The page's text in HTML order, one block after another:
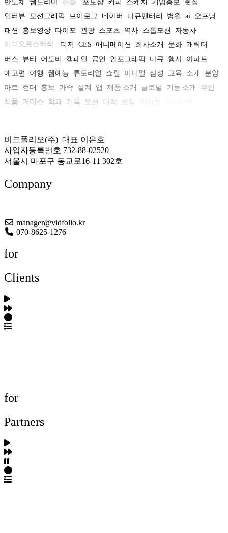
반도체 웹드라마 휴롬 포토샵 커피 스케치 기업홍보
횟집
인터뷰
모션그래픽 브이로그 네이버 다큐멘터리 병원 ai 오프닝
패션
홍보영상 타이포 관광 스포츠 역사 스톱모션
자동차
비디오로스터리
티저 CES 애니메이션 회사소개 문화 캐릭터
버스
뷰티 어도비 캠페인 공연 인포그래픽 다큐 행사 아파트
예고편
여행 웹예능 튜토리얼 쇼릴 미니멀 삼성 교육 소개
분양
아트
현대 홍보 가족 설계 앱 제품 소개 글로벌 기능 소개
부산
식품
커머스 학과 기록 모션 대학 보험
비드폴리오(주) 대표 이은호
사업자등록번호 732-88-02520
서울시 마포구 동교로16-11 302호
Company
manager@vidfolio.kr
070-8625-1276
for
Clients
for
Partners